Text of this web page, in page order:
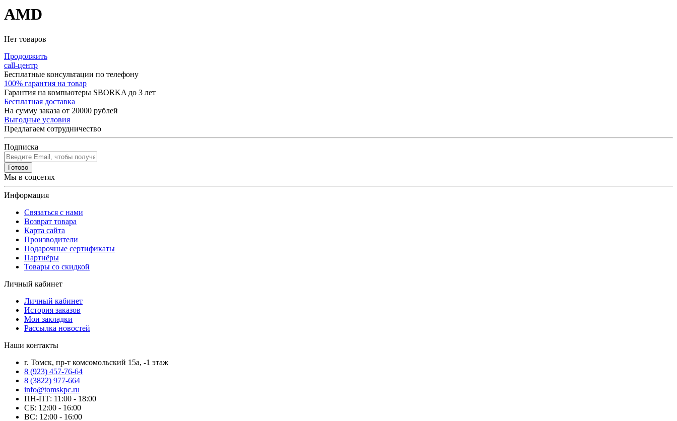
AMD
Нет товаров
Продолжить
call-центр
Бесплатные консультации по телефону
100% гарантия на товар
Гарантия на компьютеры SBORKA до 3 лет
Бесплатная доставка
На сумму заказа от 20000 рублей
Выгодные условия
Предлагаем сотрудничество
Подписка
Готово
Мы в соцсетях
Информация
Связаться с нами
Возврат товара
Карта сайта
Производители
Подарочные сертификаты
Партнёры
Товары со скидкой
Личный кабинет
Личный кабинет
История заказов
Мои закладки
Рассылка новостей
Наши контакты
г. Томск, пр-т комсомольский 15а, -1 этаж
8 (923) 457-76-64
8 (3822) 977-664
info@tomskpc.ru
ПН-ПТ: 11:00 - 18:00
СБ: 12:00 - 16:00
ВС: 12:00 - 16:00